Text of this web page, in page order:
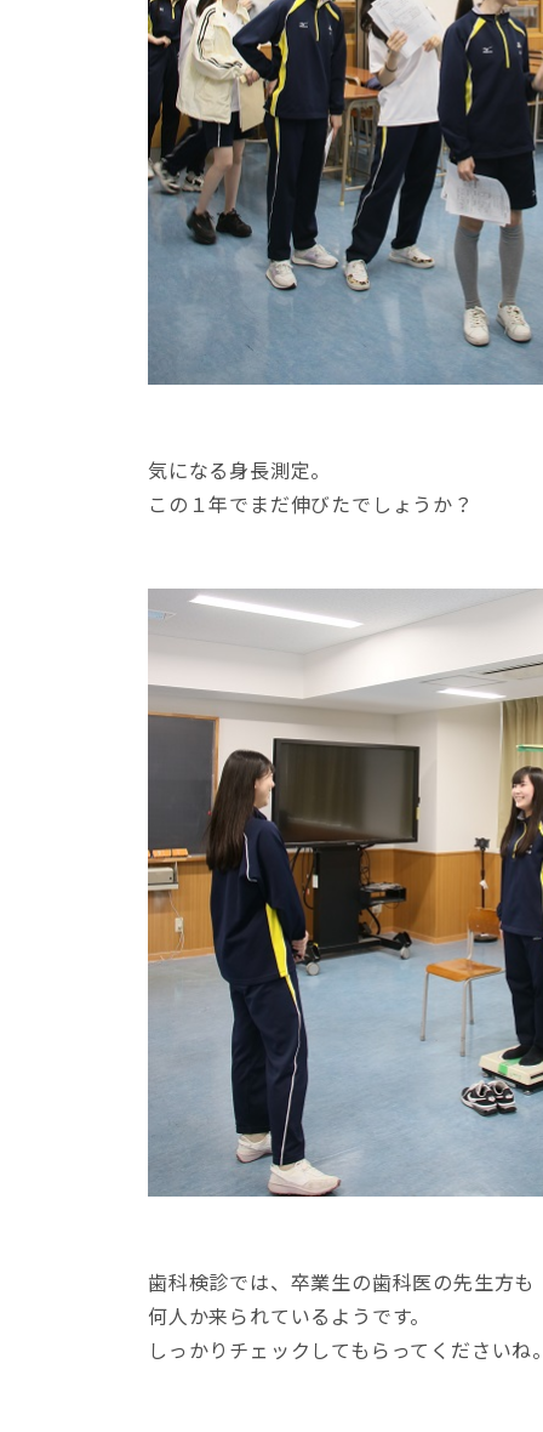
気になる身長測定。
この１年でまだ伸びたでしょうか？
歯科検診では、卒業生の歯科医の先生方も
何人か来られているようです。
しっかりチェックしてもらってくださいね